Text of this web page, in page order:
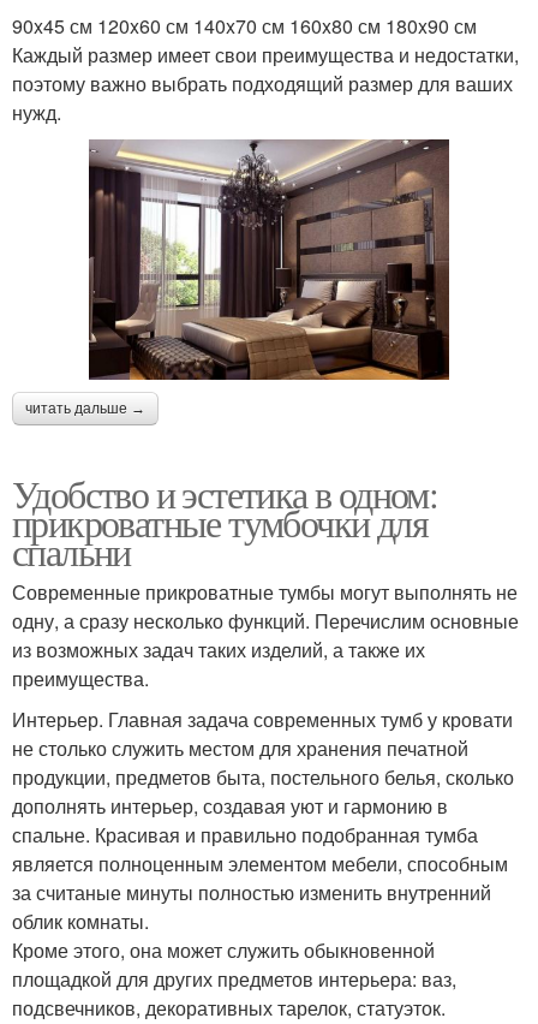
90x45 см 120x60 см 140x70 см 160x80 см 180x90 см
Каждый размер имеет свои преимущества и недостатки,
поэтому важно выбрать подходящий размер для ваших
нужд.
читать дальше →
Удобство и эстетика в одном:
прикроватные тумбочки для
спальни
Современные прикроватные тумбы могут выполнять не
одну, а сразу несколько функций. Перечислим основные
из возможных задач таких изделий, а также их
преимущества.
Интерьер. Главная задача современных тумб у кровати
не столько служить местом для хранения печатной
продукции, предметов быта, постельного белья, сколько
дополнять интерьер, создавая уют и гармонию в
спальне. Красивая и правильно подобранная тумба
является полноценным элементом мебели, способным
за считаные минуты полностью изменить внутренний
облик комнаты.
Кроме этого, она может служить обыкновенной
площадкой для других предметов интерьера: ваз,
подсвечников, декоративных тарелок, статуэток.